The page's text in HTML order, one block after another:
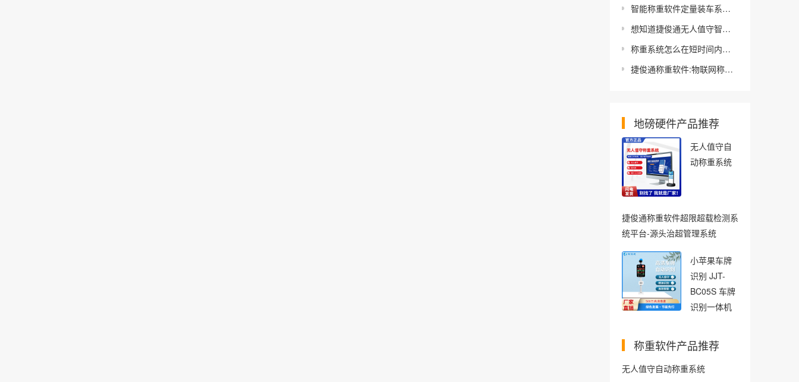
智能称重软件定量装车系统的操作流程解析_捷俊通称重软件
想知道捷俊通无人值守智能称重管理系统怎样确保称重数据准确？
称重系统怎么在短时间内选到心仪的性价比高的智能称重系统
捷俊通称重软件:物联网称重系统,称重行业新标准
地磅硬件产品推荐
无人值守自
动称重系统
捷俊通称重软件超限超载检测系
统平台-源头治超管理系统
小苹果车牌
识别 JJT-
BC05S 车牌
识别一体机
称重软件产品推荐
无人值守自动称重系统